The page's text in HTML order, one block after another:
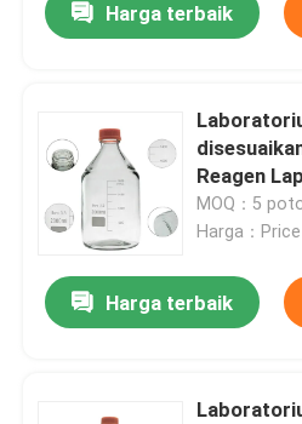
Harga terbaik
Reagen
Screw
MOQ：5
Harga：
Harga terbaik